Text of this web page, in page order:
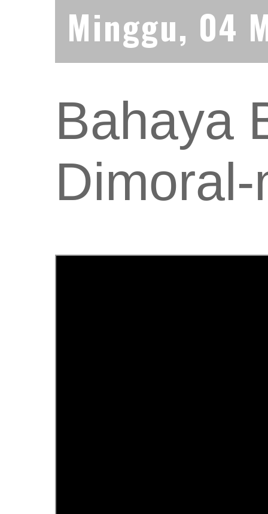
Minggu, 04
Bahaya